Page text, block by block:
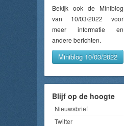
Bekijk ook de Miniblog
van 10/03/2022 voor
meer informatie en
andere berichten.
Miniblog 10/03/2022
Blijf op de hoogte
Nieuwsbrief
Twitter